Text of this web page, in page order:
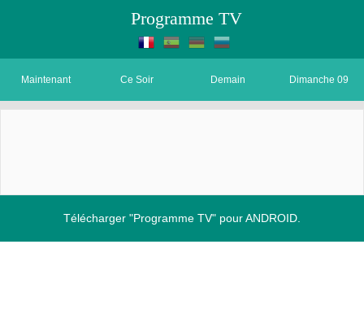
Programme TV
Maintenant Ce Soir Demain Dimanche 09
Télécharger "Programme TV" pour ANDROID.